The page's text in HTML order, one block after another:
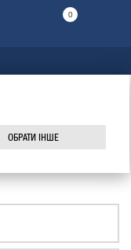
0
ОБРАТИ ІНШЕ